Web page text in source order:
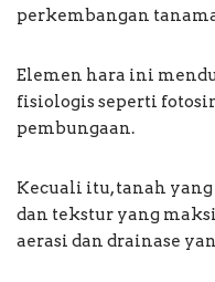
perkembangan
Elemen hara ini
fisiologis seperti
pembungaan.
Kecuali itu, tanah
dan tekstur yang
aerasi dan drainase